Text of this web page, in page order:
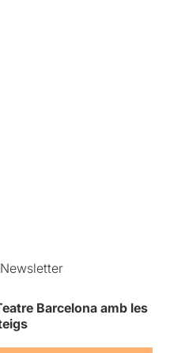
Barcelona amb les